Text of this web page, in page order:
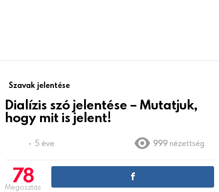
Szavak jelentése
Dialízis szó jelentése – Mutatjuk,
hogy mit is jelent!
5 éve 999 nézettség
78
Megosztás